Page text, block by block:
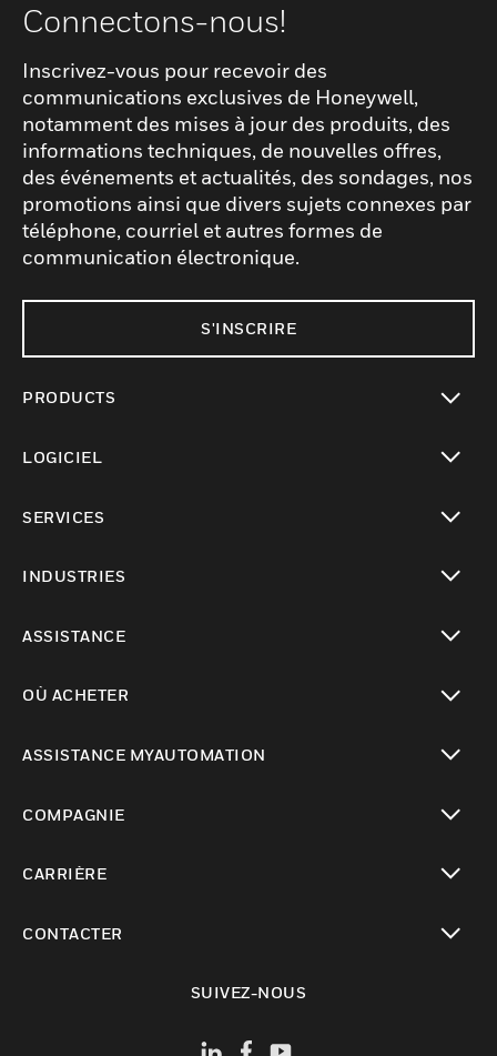
Connectons-nous!
Inscrivez-vous pour recevoir des
communications exclusives de Honeywell,
notamment des mises à jour des produits, des
informations techniques, de nouvelles offres,
des événements et actualités, des sondages, nos
promotions ainsi que divers sujets connexes par
téléphone, courriel et autres formes de
communication électronique.
S'INSCRIRE
PRODUCTS
LOGICIEL
SERVICES
INDUSTRIES
ASSISTANCE
OÙ ACHETER
ASSISTANCE MYAUTOMATION
COMPAGNIE
CARRIÈRE
CONTACTER
SUIVEZ-NOUS